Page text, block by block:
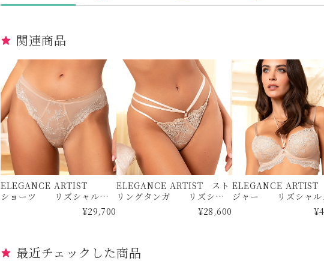
関連商品
ELEGANCE ARTIST
ショーツ リズシャルメ
¥29,700
ELEGANCE ARTIST スト
リングタンガ リズシャ
¥28,600
ELEGANCE
ジャー リズシャル
最近チェックした商品